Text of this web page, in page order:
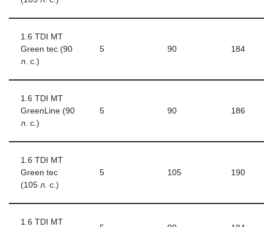
1.6 TDI MT
Green tec (90
л. с.)
5 90 184
1.6 TDI MT
GreenLine (90
л. с.)
5 90 186
1.6 TDI MT
Green tec
(105 л. с.)
5 105 190
1.6 TDI MT